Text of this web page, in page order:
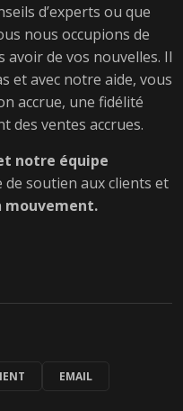
d’experts ou que
nous occupions de
de vos nouvelles. Il
et avec notre aide, vous
accrue, une fidélité
des ventes accrues.
notre équipe
de soutien aux clients et
mouvement.
EMAIL